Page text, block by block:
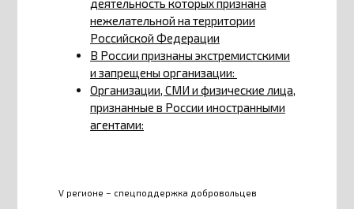
деятельность которых признана
нежелательной на территории
Российской Федерации
В России признаны экстремистскими
и запрещены организации:
Организации, СМИ и физические лица,
признанные в России иностранными
агентами:
V регионе – спецподдержка добровольцев